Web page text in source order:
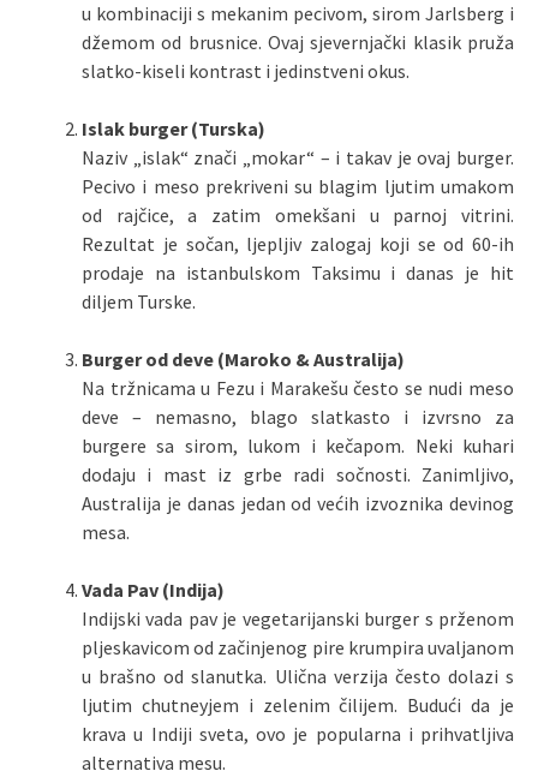
u kombinaciji s mekanim pecivom, sirom Jarlsberg i
džemom od brusnice. Ovaj sjevernjački klasik pruža
slatko-kiseli kontrast i jedinstveni okus.
Islak burger (Turska)
Naziv „islak“ znači „mokar“ – i takav je ovaj burger.
Pecivo i meso prekriveni su blagim ljutim umakom
od rajčice, a zatim omekšani u parnoj vitrini.
Rezultat je sočan, ljepljiv zalogaj koji se od 60-ih
prodaje na istanbulskom Taksimu i danas je hit
diljem Turske.
Burger od deve (Maroko & Australija)
Na tržnicama u Fezu i Marakešu često se nudi meso
deve – nemasno, blago slatkasto i izvrsno za
burgere sa sirom, lukom i kečapom. Neki kuhari
dodaju i mast iz grbe radi sočnosti. Zanimljivo,
Australija je danas jedan od većih izvoznika devinog
mesa.
Vada Pav (Indija)
Indijski vada pav je vegetarijanski burger s prženom
pljeskavicom od začinjenog pire krumpira uvaljanom
u brašno od slanutka. Ulična verzija često dolazi s
ljutim chutneyjem i zelenim čilijem. Budući da je
krava u Indiji sveta, ovo je popularna i prihvatljiva
alternativa mesu.